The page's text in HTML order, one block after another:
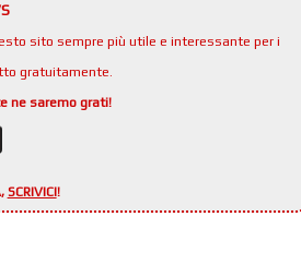
sito sempre più utile e interessante per i
gratuitamente.
ne saremo grati!
SCRIVICI!